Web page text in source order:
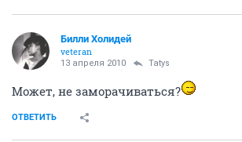
Билли Холидей
veteran
13 апреля 2010 Tatys
Может, не заморачиваться?
ОТВЕТИТЬ